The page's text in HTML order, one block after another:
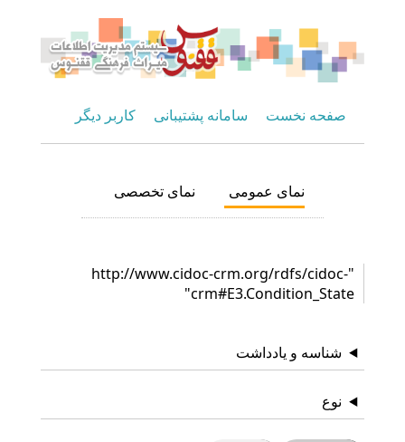
صفحه نخست سامانه پشتیبانی کاربر دیگر
نمای عمومی نمای تخصصی
"http://www.cidoc-crm.org/rdfs/cidoc-
crm#E3.Condition_State"
شناسه و یادداشت
نوع